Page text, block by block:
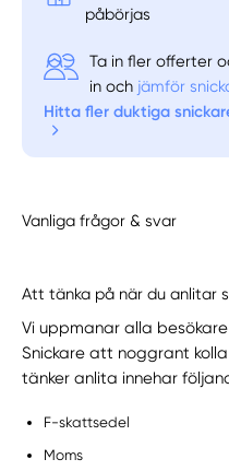
påbörjas
Ta in fler offerter
in och jämför
Hitta fler duktiga
Vanliga frågor & svar
Att tänka på när du anlitar
Vi uppmanar alla
Snickare att noggrant
tänker anlita innehar
F-skattsedel
Moms